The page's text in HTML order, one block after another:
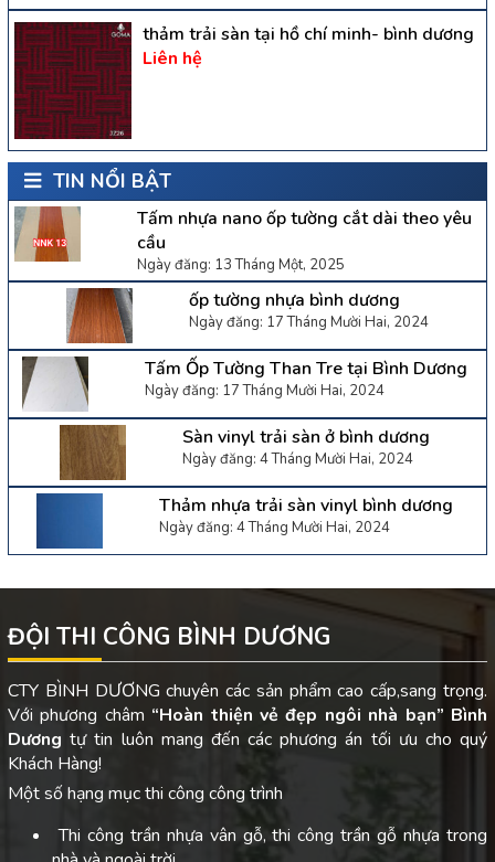
thảm trải sàn tại hồ chí minh- bình dương
Liên hệ
TIN NỔI BẬT
Tấm nhựa nano ốp tường cắt dài theo yêu
cầu
Ngày đăng: 13 Tháng Một, 2025
ốp tường nhựa bình dương
Ngày đăng: 17 Tháng Mười Hai, 2024
Tấm Ốp Tường Than Tre tại Bình Dương
Ngày đăng: 17 Tháng Mười Hai, 2024
Sàn vinyl trải sàn ở bình dương
Ngày đăng: 4 Tháng Mười Hai, 2024
Thảm nhựa trải sàn vinyl bình dương
Ngày đăng: 4 Tháng Mười Hai, 2024
ĐỘI THI CÔNG BÌNH DƯƠNG
CTY BÌNH DƯƠNG chuyên các sản phẩm cao cấp,sang trọng.
Với phương châm “Hoàn thiện vẻ đẹp ngôi nhà bạn” Bình
Dươngtự tin luôn mang đến các phương án tối ưu cho quý
Khách Hàng!
Một số hạng mục thi công công trình
Thi công trần nhựa vân gỗ, thi công trần gỗ nhựa trong